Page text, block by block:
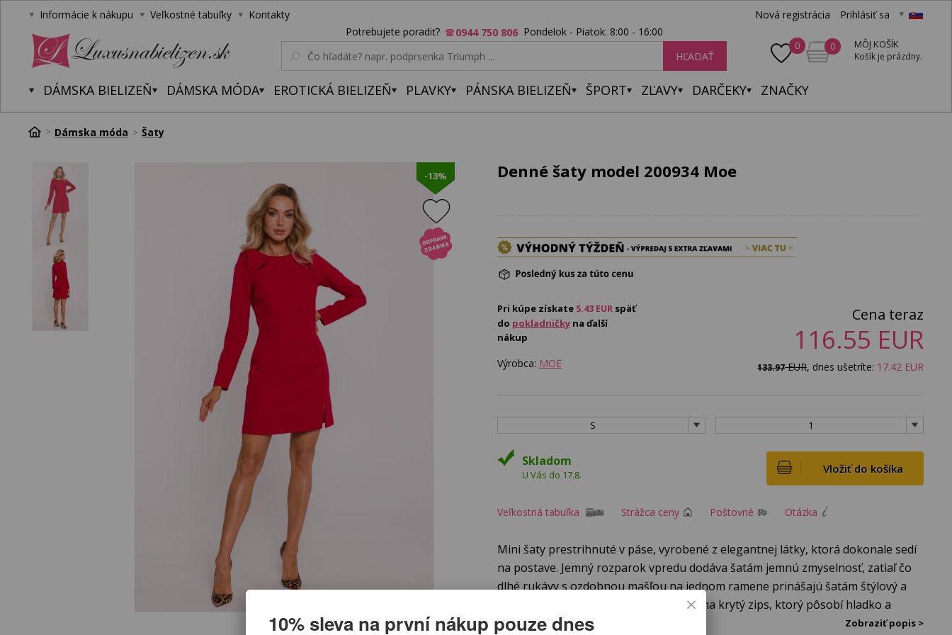
Informácie k nákupu Veľkostné tabuľky Kontakty Nová registrácia Prihlásiť sa
0 0 MÔJ KOŠÍK
Košík je prázdny.
Potrebujete poradiť? 0944 750 806 Pondelok - Piatok: 8:00 - 16:00
HĽADAŤ
DÁMSKA BIELIZEŇ DÁMSKA MÓDA EROTICKÁ BIELIZEŇ PLAVKY PÁNSKA BIELIZEŇ ŠPORT ZĽAVY DARČEKY ZNAČKY
Dámska móda Šaty
-13% Denné šaty model 200934 Moe
Pri kúpe získate 5.43 EUR späť
do pokladničky na ďalší
nákup
Výrobca: MOE
Cena teraz
116.55 EUR
133.97EUR, dnes ušetríte: 17.42 EUR
S 1
Vložiť do košíka
Skladom
U Vás do 17.8.
Veľkostná tabuľka Strážca ceny Poštovné Otázka
Zobraziť popis >
Mini šaty prestrihnuté v páse, vyrobené z elegantnej látky, ktorá dokonale sedí
na postave. Jemný rozparok vpredu dodáva šatám jemnú zmyselnosť, zatiaľ čo
dlhé rukávy s ozdobnou mašľou na jednom ramene prinášajú šatám štýlový a
ženský nádych. Šaty sa vzadu zapínajú na krytý zips, ktorý pôsobí hladko a
esteticky. Model je bez podšívky, takže je ľahký a ideálny na rôzne príležitosti.
10% sleva na první nákup pouze dnes